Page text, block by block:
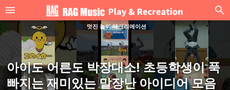
멋진 놀이·레크리에이션
아이도 어른도 박장대소! 초등학생이 푹
빠지는 재미있는 말장난 아이디어 모음